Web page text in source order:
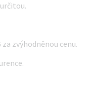
za zvýhodněnou cenu.